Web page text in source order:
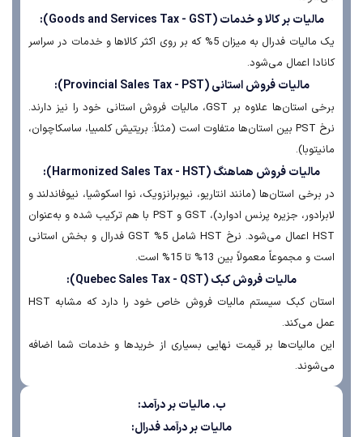
مالیات بر کالا و خدمات (Goods and Services Tax - GST):
یک مالیات فدرال به میزان 5% که بر روی اکثر کالاها و خدمات در سراسر
اعمال می‌شود.
مالیات فروش استانی (Provincial Sales Tax - PST):
برخی استان‌ها علاوه بر GST، مالیات فروش استانی خود را نیز دارند.
نرخ PST بین استان‌ها متفاوت است (مثلاً: بریتیش کلمبیا، ساسکاچوان،
مالیات فروش هماهنگ (Harmonized Sales Tax - HST):
استان‌ها (مانند انتاریو، نیوبرانزویک، نوا اسکوشیا، نیوفاندلند و
لابرادور، جزیره پرنس ادوارد)، GST و PST با هم ترکیب شده و به‌عنوان
HST اعمال می‌شود. نرخ HST شامل 5% GST فدرال و بخش استانی
مجموعاً معمولاً بین 13% تا 15% است.
مالیات فروش کبک (Quebec Sales Tax - QST):
استان کبک سیستم مالیات فروش خاص خود را دارد که مشابه HST
می‌کند.
مالیات‌ها بر قیمت نهایی بسیاری از خریدها و خدمات شما اضافه
ب. مالیات بر درآمد:
مالیات بر درآمد فدرال: